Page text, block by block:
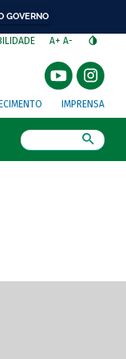
GOVERNO
A+ A-
IMPRENSA